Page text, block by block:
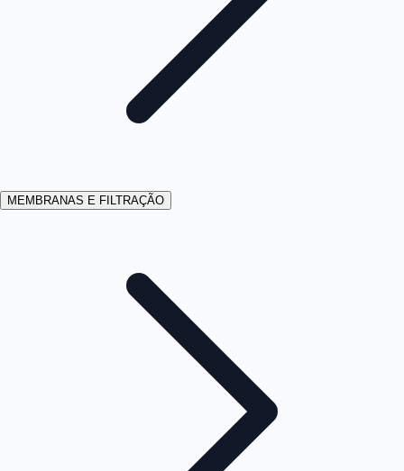
MEMBRANAS E FILTRAÇÃO